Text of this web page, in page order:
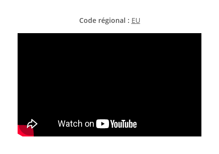
Code régional : EU